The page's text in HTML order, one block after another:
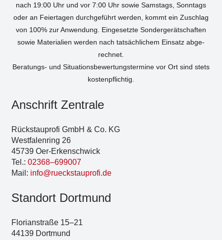
nach 19:00 Uhr und vor 7:00 Uhr sowie Sams­tags, Sonn­tags
oder an Fei­er­ta­gen durch­ge­führt wer­den, kommt ein Zuschlag
von 100% zur Anwen­dung. Ein­ge­setz­te Son­der­ge­rät­schaf­ten
sowie Mate­ria­li­en wer­den nach tat­säch­li­chem Ein­satz abge­
rech­net.
Bera­tungs- und Situa­ti­ons­be­wer­tungs­ter­mi­ne vor Ort sind stets
kos­ten­pflich­tig.
Anschrift Zen­tra­le
Rück­stau­pro­fi GmbH & Co. KG
West­fa­len­ring 26
45739 Oer-Erken­sch­wick
Tel.: 02368–699007
Mail: info@rueckstauprofi.de
Stand­ort Dort­mund
Flo­ri­an­stra­ße 15–21
44139 Dort­mund